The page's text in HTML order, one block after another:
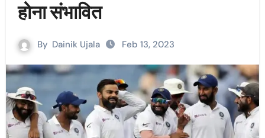
होना संभावित
By Dainik Ujala Feb 13, 2023